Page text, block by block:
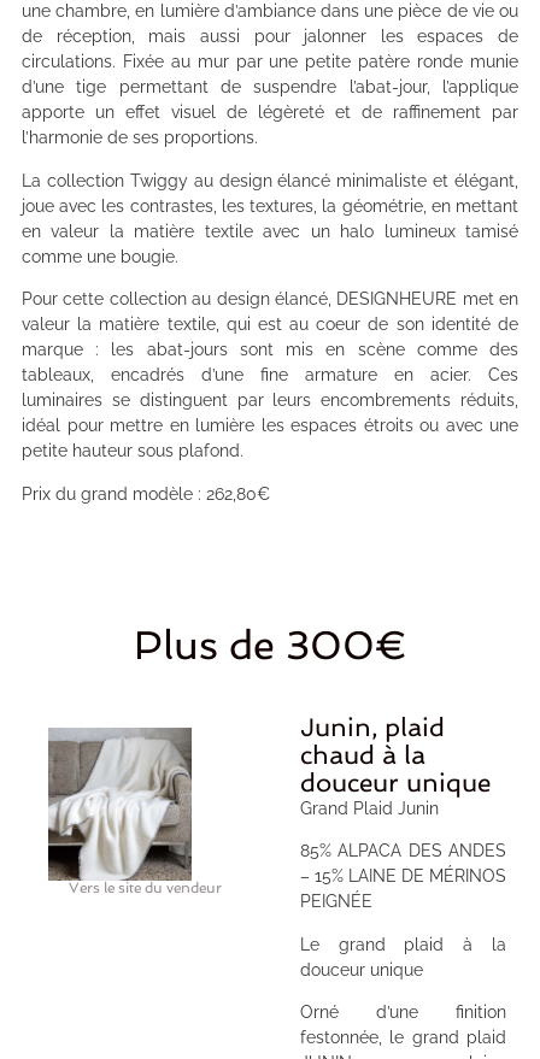
une chambre, en lumière d’ambiance dans une pièce de vie ou
de réception, mais aussi pour jalonner les espaces de
circulations. Fixée au mur par une petite patère ronde munie
d’une tige permettant de suspendre l’abat-jour, l’applique
apporte un effet visuel de légèreté et de raffinement par
l’harmonie de ses proportions.
La collection Twiggy au design élancé minimaliste et élégant,
joue avec les contrastes, les textures, la géométrie, en mettant
en valeur la matière textile avec un halo lumineux tamisé
comme une bougie.
Pour cette collection au design élancé, DESIGNHEURE met en
valeur la matière textile, qui est au coeur de son identité de
marque : les abat-jours sont mis en scène comme des
tableaux, encadrés d’une fine armature en acier. Ces
luminaires se distinguent par leurs encombrements réduits,
idéal pour mettre en lumière les espaces étroits ou avec une
petite hauteur sous plafond.
Prix du grand modèle : 262,80€
Plus de 300€
Junin, plaid
chaud à la
douceur unique
Grand Plaid Junin
85% ALPACA DES ANDES
– 15% LAINE DE MÉRINOS
PEIGNÉE
Le grand plaid à la
douceur unique
Orné d’une finition
festonnée, le grand plaid
Vers le site du vendeur